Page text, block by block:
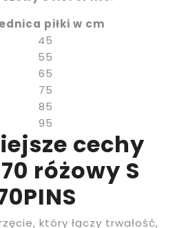
piłki w cm
45
55
65
75
85
95
cechy
różowy S
który łączy trwałość,